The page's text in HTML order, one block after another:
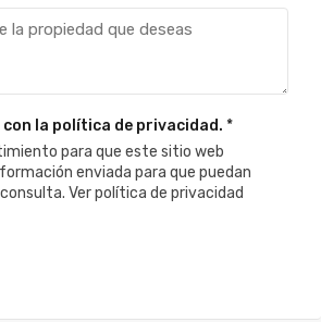
con la política de privacidad. *
para que este sitio web
enviada para que puedan
Ver política de privacidad